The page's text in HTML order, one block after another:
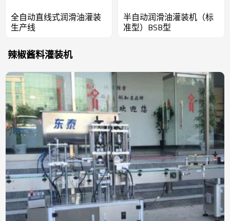
全自动直线式润滑油灌装
生产线
半自动润滑油灌装机（标
准型）BSB型
辣椒酱料灌装机